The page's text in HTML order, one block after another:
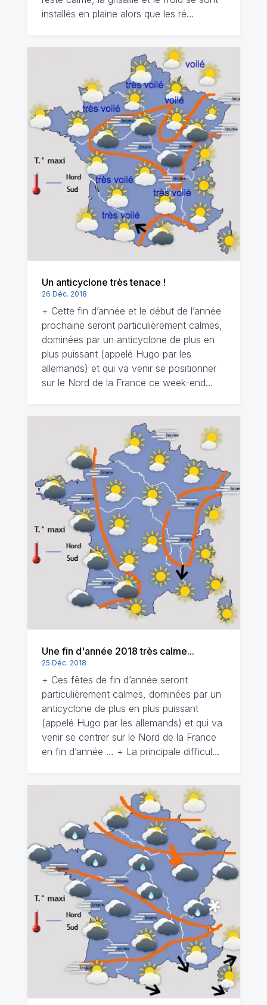
installés en plaine alors que les ré…
Un anticyclone très tenace !
26 Déc. 2018
+ Cette fin d’année et le début de l’année
prochaine seront particulièrement calmes,
dominées par un anticyclone de plus en
plus puissant (appelé Hugo par les
allemands) et qui va venir se positionner
sur le Nord de la France ce week-end…
Une fin d'année 2018 très calme...
25 Déc. 2018
+ Ces fêtes de fin d’année seront
particulièrement calmes, dominées par un
anticyclone de plus en plus puissant
(appelé Hugo par les allemands) et qui va
venir se centrer sur le Nord de la France
en fin d’année … + La principale difficul…